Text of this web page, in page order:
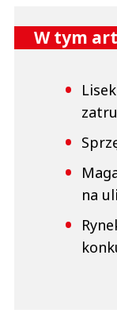
W tym
na